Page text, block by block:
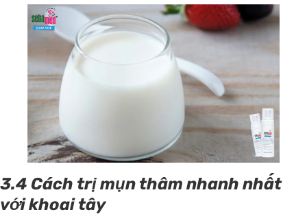
3.4 Cách trị mụn thâm nhanh nhất
với khoai tây